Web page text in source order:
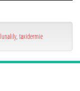
lunalily, taxidermie